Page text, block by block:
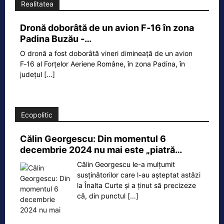
Realitatea
Dronă doborâtă de un avion F‑16 în zona
Padina Buzău -…
O dronă a fost doborâtă vineri dimineață de un avion
F‑16 al Forțelor Aeriene Române, în zona Padina, în
județul [...]
Ecopolitic
Călin Georgescu: Din momentul 6
decembrie 2024 nu mai este „piatră…
Călin Georgescu le-a mulțumit
susținătorilor care l-au așteptat astăzi
la Înalta Curte și a ținut să precizeze
că, din punctul [...]